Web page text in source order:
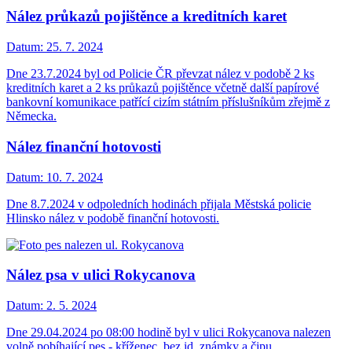
Nález průkazů pojištěnce a kreditních karet
Datum: 25. 7. 2024
Dne 23.7.2024 byl od Policie ČR převzat nález v podobě 2 ks
kreditních karet a 2 ks průkazů pojištěnce včetně další papírové
bankovní komunikace patřící cizím státním příslušníkům zřejmě z
Německa.
Nález finanční hotovosti
Datum: 10. 7. 2024
Dne 8.7.2024 v odpoledních hodinách přijala Městská policie
Hlinsko nález v podobě finanční hotovosti.
Nález psa v ulici Rokycanova
Datum: 2. 5. 2024
Dne 29.04.2024 po 08:00 hodině byl v ulici Rokycanova nalezen
volně pobíhající pes - kříženec, bez id. známky a čipu.